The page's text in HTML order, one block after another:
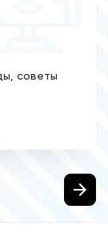
советы